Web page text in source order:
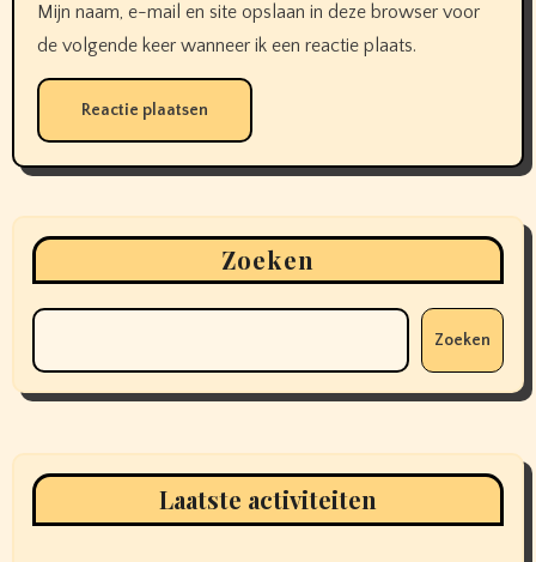
Mijn naam, e-mail en site opslaan in deze browser voor
de volgende keer wanneer ik een reactie plaats.
Zoeken
Zoeken
Laatste activiteiten